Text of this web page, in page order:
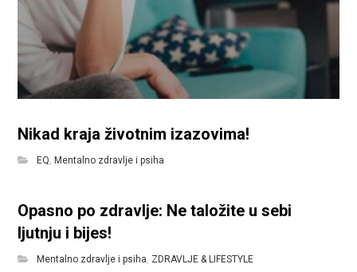
Nikad kraja životnim izazovima!
EQ ,Mentalno zdravlje i psiha
Opasno po zdravlje: Ne taložite u sebi
ljutnju i bijes!
Mentalno zdravlje i psiha ZDRAVLJE & LIFESTYLE